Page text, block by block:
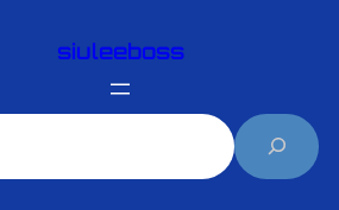
siuleeboss